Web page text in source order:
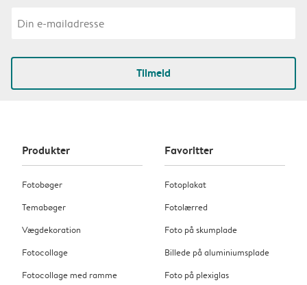
Tilmeld
Produkter
Fotobøger
Temabøger
Vægdekoration
Fotocollage
Fotocollage med ramme
Favoritter
Fotoplakat
Fotolærred
Foto på skumplade
Billede på aluminiumsplade
Foto på plexiglas